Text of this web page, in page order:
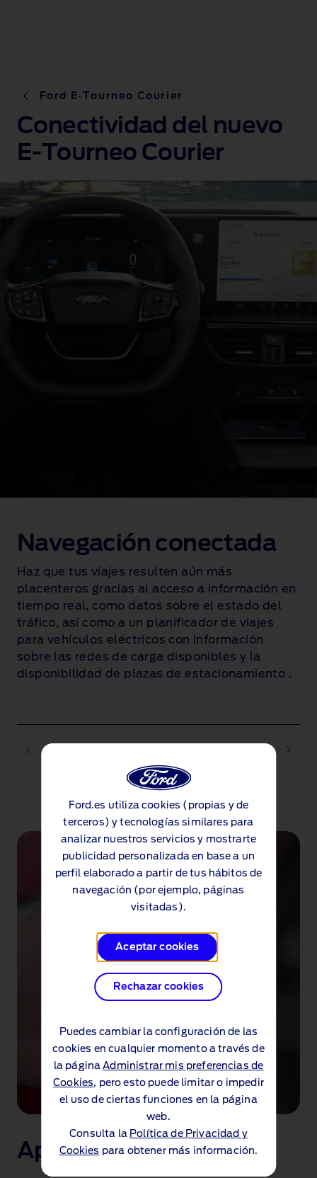
Ford E‑Tourneo Courier
Conectividad del nuevo
E-Tourneo Courier
Navegación conectada
Haz que tus viajes resulten aún más
placenteros gracias al acceso a información en
tiempo real, como datos sobre el estado del
tráfico, así como a un planificador de viajes
para vehículos eléctricos con información
sobre las redes de carga disponibles y la
disponibilidad de plazas de estacionamiento .
Aplicación FordPass™
Ford.es utiliza cookies (propias y de
terceros) y tecnologías similares para
analizar nuestros servicios y mostrarte
publicidad personalizada en base a un
perfil elaborado a partir de tus hábitos de
navegación (por ejemplo, páginas
visitadas).
Aceptar cookies
Rechazar cookies
Puedes cambiar la configuración de las
cookies en cualquier momento a través de
la páginaAdministrar mis preferencias de
Cookies, pero esto puede limitar o impedir
el uso de ciertas funciones en la página
web.
Consulta la Política de Privacidad y
Cookies para obtener más información.